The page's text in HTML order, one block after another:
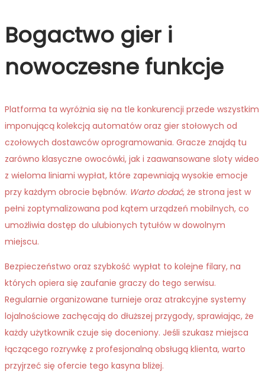
Bogactwo gier i
nowoczesne funkcje
Platforma ta wyróżnia się na tle konkurencji przede wszystkim
imponującą kolekcją automatów oraz gier stołowych od
czołowych dostawców oprogramowania. Gracze znajdą tu
zarówno klasyczne owocówki, jak i zaawansowane sloty wideo
z wieloma liniami wypłat, które zapewniają wysokie emocje
przy każdym obrocie bębnów. Warto dodać, że strona jest w
pełni zoptymalizowana pod kątem urządzeń mobilnych, co
umożliwia dostęp do ulubionych tytułów w dowolnym
miejscu.
Bezpieczeństwo oraz szybkość wypłat to kolejne filary, na
których opiera się zaufanie graczy do tego serwisu.
Regularnie organizowane turnieje oraz atrakcyjne systemy
lojalnościowe zachęcają do dłuższej przygody, sprawiając, że
każdy użytkownik czuje się doceniony. Jeśli szukasz miejsca
łączącego rozrywkę z profesjonalną obsługą klienta, warto
przyjrzeć się ofercie tego kasyna bliżej.